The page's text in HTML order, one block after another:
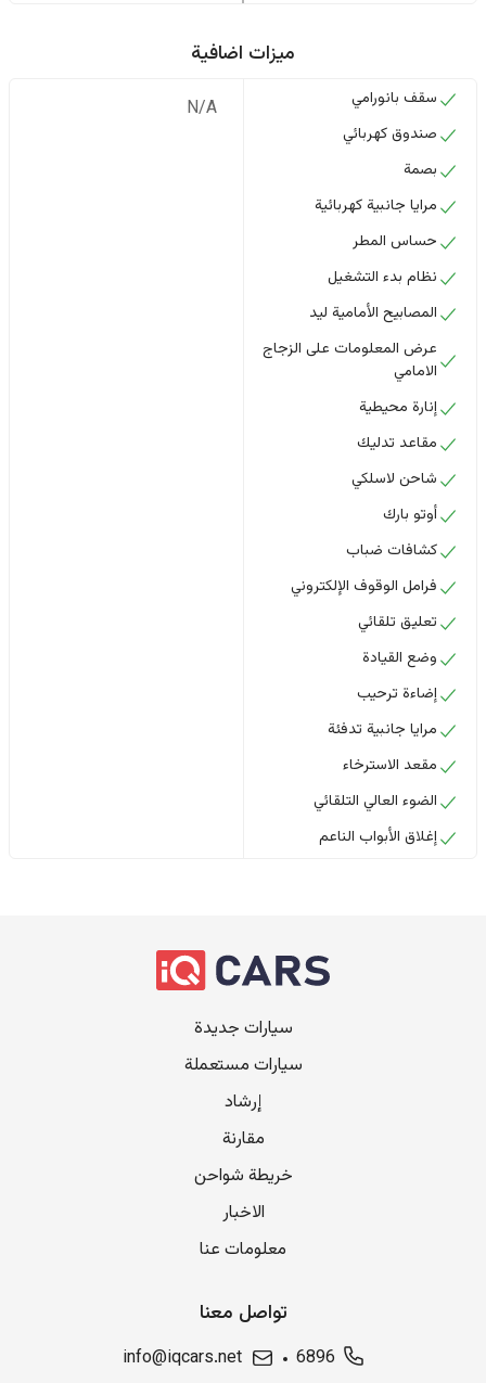
ميزات اضافية
سقف بانورامي
صندوق كهربائي
بصمة
مرايا جانبية كهربائية
حساس المطر
نظام بدء التشغيل
المصابيح الأمامية ليد
عرض المعلومات على الزجاج
الامامي
إنارة محيطية
مقاعد تدليك
شاحن لاسلكي
أوتو بارك
كشافات ضباب
فرامل الوقوف الإلكتروني
تعليق تلقائي
وضع القيادة
إضاءة ترحيب
مرايا جانبية تدفئة
مقعد الاسترخاء
الضوء العالي التلقائي
إغلاق الأبواب الناعم
N/A
سيارات جديدة
سيارات مستعملة
إرشاد
مقارنة
خريطة شواحن
الاخبار
معلومات عنا
تواصل معنا
6896
info@iqcars.net